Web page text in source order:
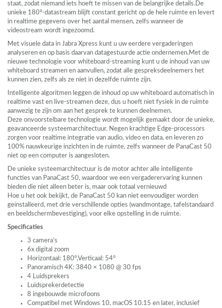
staat, zodat niemand iets hoeft te missen van de belangrijke details.De
unieke 180°-datastream blijft constant gericht op de hele ruimte en levert
in realtime gegevens over het aantal mensen, zelfs wanneer de
videostream wordt ingezoomd.
Met visuele data in Jabra Xpress kunt u uw eerdere vergaderingen
analyseren en op basis daarvan datagestuurde actie ondernemen.Met de
nieuwe technologie voor whiteboard-streaming kunt u de inhoud van uw
whiteboard streamen en aanvullen, zodat alle gespreksdeelnemers het
kunnen zien, zelfs als ze niet in dezelfde ruimte zijn.
Intelligente algoritmen leggen de inhoud op uw whiteboard automatisch in
realtime vast en live-streamen deze, dus u hoeft niet fysiek in de ruimte
aanwezig te zijn om aan het gesprek te kunnen deelnemen.
Deze onvoorstelbare technologie wordt mogelijk gemaakt door de unieke,
geavanceerde systeemarchitectuur. Negen krachtige Edge-processors
zorgen voor realtime integratie van audio, video en data, en leveren zo
100% nauwkeurige inzichten in de ruimte, zelfs wanneer de PanaCast 50
niet op een computer is aangesloten.
De unieke systeemarchitectuur is de motor achter alle intelligente
functies van PanaCast 50, waardoor we een vergaderervaring kunnen
bieden die niet alleen beter is, maar ook totaal vernieuwd
Hoe u het ook bekijkt, de PanaCast 50 kan niet eenvoudiger worden
geïnstalleerd, met drie verschillende opties (wandmontage, tafelstandaard
en beeldschermbevestiging), voor elke opstelling in de ruimte.
Specificaties
3 camera’s
6x digital zoom
Horizontaal: 180°,Verticaal: 54°
Panoramisch 4K: 3840 × 1080 @ 30 fps
4 Luidsprekers
Luidsprekerdetectie
8 ingebouwde microfoons
Compatibel met Windows 10, macOS 10.15 en later, inclusief